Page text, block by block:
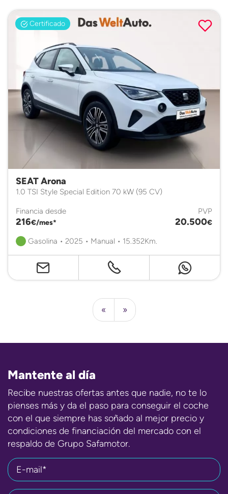
Certificado
SEAT Arona
1.0 TSI Style Special Edition 70 kW (95 CV)
Financia desde
216€/mes*
PVP
20.500€
Gasolina • 2025 • Manual • 15.352Km.
« »
Mantente al día
Recibe nuestras ofertas antes que nadie, no te lo
pienses más y da el paso para conseguir el coche
con el que siempre has soñado al mejor precio y
condiciones de financiación del mercado con el
respaldo de Grupo Safamotor.
E-mail*